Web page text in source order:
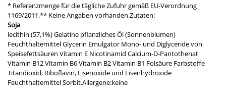
* Referenzmenge für die tägliche Zufuhr gemäß EU-Verordnung
1169/2011.** Keine Angaben vorhanden.Zutaten:
Soja
lecithin (57,1%) Gelatine pflanzliches Öl (Sonnenblumen)
Feuchthaltemittel Glycerin Emulgator Mono- und Diglyceride von
Speisefettsäuren Vitamin E Nicotinamid Calcium-D-Pantothenat
Vitamin B12 Vitamin B6 Vitamin B2 Vitamin B1 Folsäure Farbstoffe
Titandioxid, Riboflavin, Eisenoxide und Eisenhydroxide
Feuchthaltemittel Sorbit.Allergene:keine